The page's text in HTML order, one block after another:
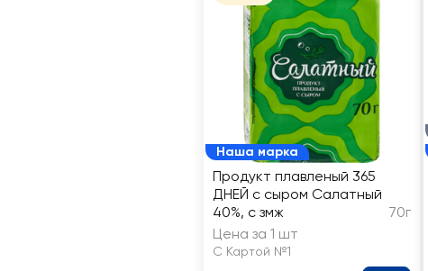
Наша марка
Продукт плавленый 365
ДНЕЙ с сыром Салатный
40%, с змж
70г
Цена за 1 шт
С Картой №1